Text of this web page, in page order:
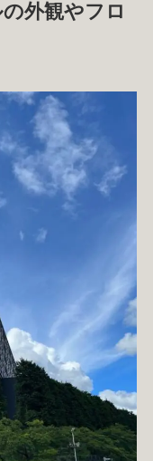
外観やフロ